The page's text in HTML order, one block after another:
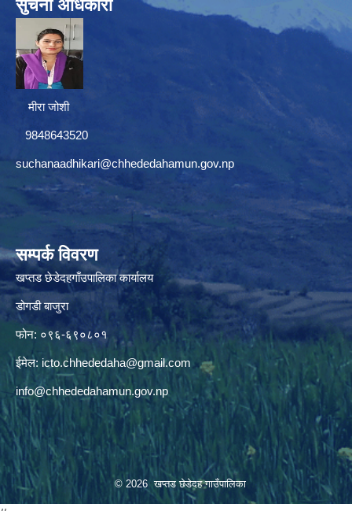
सुचना अधिकारी
मीरा जोशी
9848643520
suchanaadhikari@chhededahamun.gov.np
सम्पर्क विवरण
खप्तड छेडेदहगाँउपालिका कार्यालय
डोगडी बाजुरा
फोन: ०९६-६९०८०१
ईमेल: icto.chhededaha@gmail.com
info@chhededahamun.gov.np
© 2026 खप्तड छेडेदह गाउँपालिका